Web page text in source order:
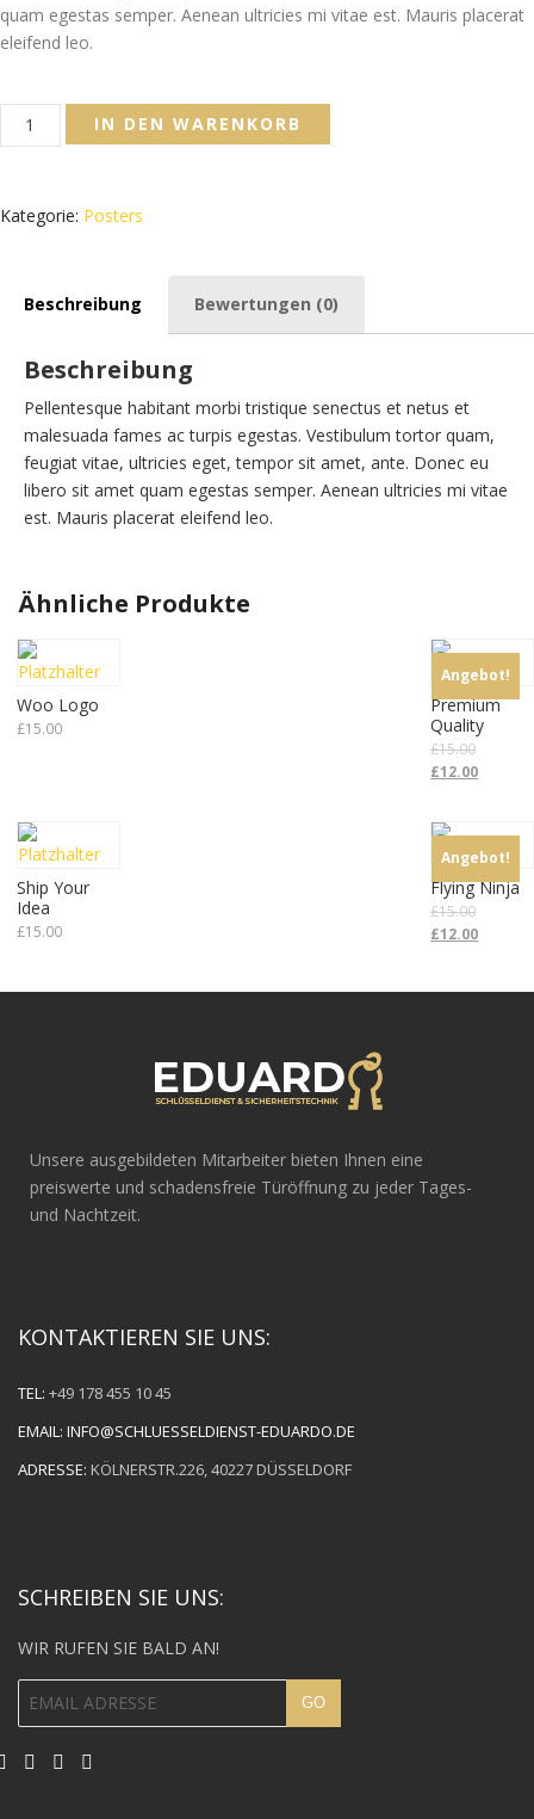
quam egestas semper. Aenean ultricies mi vitae est. Mauris placerat
eleifend leo.
Woo
Ninja
IN DEN WARENKORB
Kategorie: Posters
Beschreibung Bewertungen (0)
Beschreibung
Pellentesque habitant morbi tristique senectus et netus et
malesuada fames ac turpis egestas. Vestibulum tortor quam,
feugiat vitae, ultricies eget, tempor sit amet, ante. Donec eu
libero sit amet quam egestas semper. Aenean ultricies mi vitae
est. Mauris placerat eleifend leo.
Ähnliche Produkte
Woo Logo
£15.00
Angebot!
Premium
Quality
£15.00
£12.00
Ship Your
Idea
£15.00
Angebot!
Flying Ninja
£15.00
£12.00
Unsere ausgebildeten Mitarbeiter bieten Ihnen eine
preiswerte und schadensfreie Türöffnung zu jeder Tages-
und Nachtzeit.
KONTAKTIEREN SIE UNS:
TEL: +49 178 455 10 45
EMAIL: INFO@SCHLUESSELDIENST-EDUARDO.DE
ADRESSE: KÖLNERSTR.226, 40227 DÜSSELDORF
SCHREIBEN SIE UNS:
WIR RUFEN SIE BALD AN!